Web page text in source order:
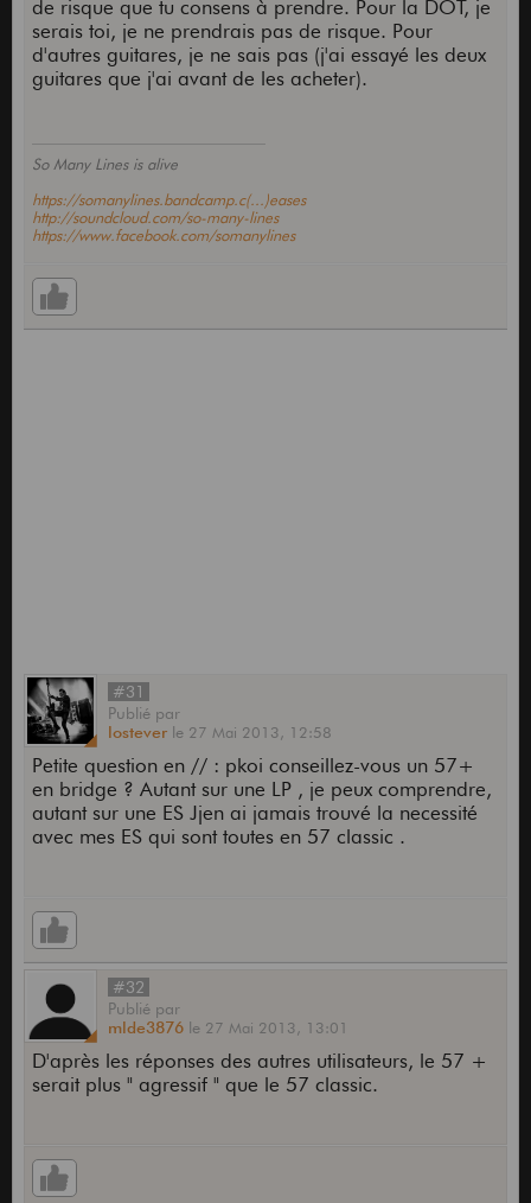
de risque que tu consens à prendre. Pour la DOT, je
serais toi, je ne prendrais pas de risque. Pour
d'autres guitares, je ne sais pas (j'ai essayé les deux
guitares que j'ai avant de les acheter).
So Many Lines is alive
https://somanylines.bandcamp.c(...)eases
http://soundcloud.com/so-many-lines
https://www.facebook.com/somanylines
#31
Publié par
lostever le 27 Mai 2013, 12:58
Petite question en // : pkoi conseillez-vous un 57+
en bridge ? Autant sur une LP , je peux comprendre,
autant sur une ES Jjen ai jamais trouvé la necessité
avec mes ES qui sont toutes en 57 classic .
#32
Publié par
mlde3876 le 27 Mai 2013, 13:01
D'après les réponses des autres utilisateurs, le 57 +
serait plus " agressif " que le 57 classic.